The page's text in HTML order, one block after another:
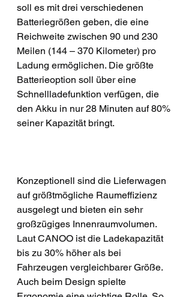
soll es mit drei verschiedenen
Batteriegrößen geben, die eine
Reichweite zwischen 90 und 230
Meilen (144 – 370 Kilometer) pro
Ladung ermöglichen. Die größte
Batterieoption soll über eine
Schnellladefunktion verfügen, die
den Akku in nur 28 Minuten auf 80%
seiner Kapazität bringt.
Konzeptionell sind die Lieferwagen
auf größtmögliche Raumeffizienz
ausgelegt und bieten ein sehr
großzügiges Innenraumvolumen.
Laut CANOO ist die Ladekapazität
bis zu 30% höher als bei
Fahrzeugen vergleichbarer Größe.
Auch beim Design spielte